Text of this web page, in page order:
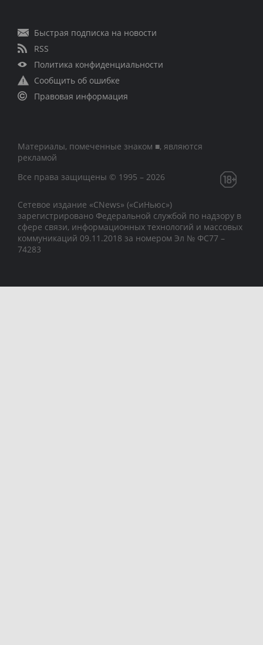
Быстрая подписка на новости
RSS
Политика конфиденциальности
Сообщить об ошибке
Правовая информация
Материалы, помеченные знаком ■, являются
рекламой
Все права защищены © 1995 – 2026
Сетевое издание «CNews» («СиНьюс»)
зарегистрировано Федеральной службой по надзору в
сфере связи, информационных технологий и массовых
коммуникаций 09.11.2018 за номером Эл № ФС77 –
74283